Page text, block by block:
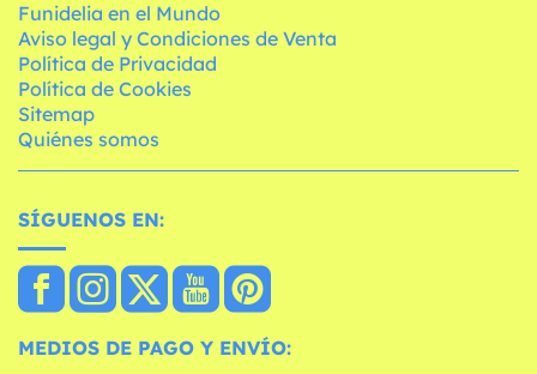
Funidelia en el Mundo
Aviso legal y Condiciones de Venta
Política de Privacidad
Política de Cookies
Sitemap
Quiénes somos
SÍGUENOS EN:
MEDIOS DE PAGO Y ENVÍO: